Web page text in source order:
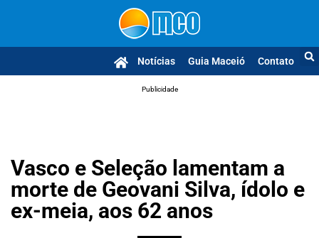
Notícias Guia Maceió Contato
Publicidade
Vasco e Seleção lamentam a
morte de Geovani Silva, ídolo e
ex-meia, aos 62 anos